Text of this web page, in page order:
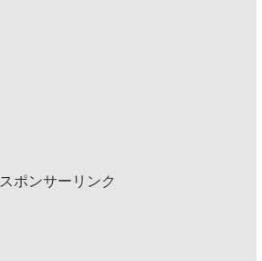
スポンサーリンク